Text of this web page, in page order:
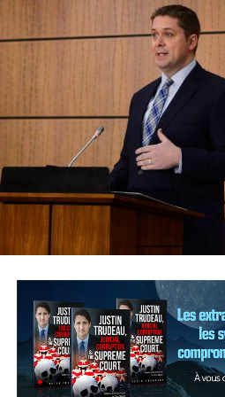
En réponse aux questions des
que les prêts seront accordés
arrivé, premier servi.
Les prêts seront assortis d’un
mais les PME auront droit à un
durant lequel les intérêts
Montréal et non reportés à la
Ce programme a été annoncé
gouvernement du Québec,
fonds sera gérée par le Réseau
avait promis 150 millions $
renflouer «le fonds de
la situation financière est
Afin d’accélérer
entreprises, Montréal prend
immédiatement les fonds de 40